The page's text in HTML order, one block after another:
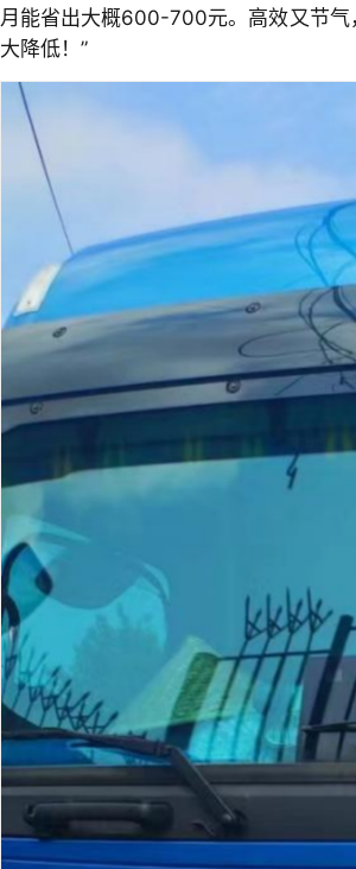
月能省出大概600-700元。高效又节气
大降低！”